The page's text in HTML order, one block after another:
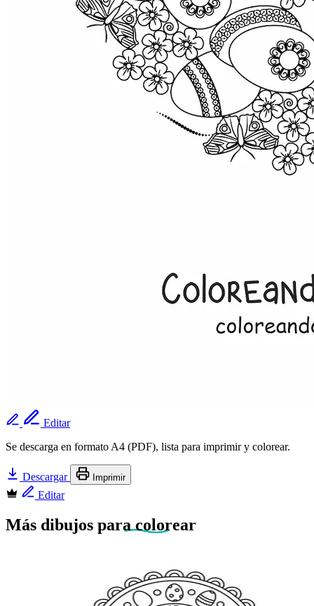
Editar
Se descarga en formato A4 (PDF), lista para imprimir y colorear.
Descargar Imprimir
Editar
Más dibujos para colorear